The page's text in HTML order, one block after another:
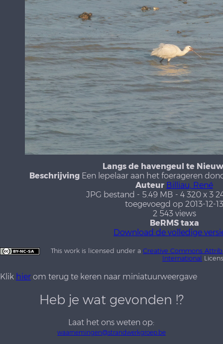
Langs de havengeul te
Beschrijving Een lepelaar aan het foerageren
Auteur Billiau, René
JPG bestand - 5.49 MB - 4 320 x 3
toegevoegd op 2013-12-13
2 543 views
BeRMS taxa
Download de volledige
This work is licensed under a Creative Commons
International
Klik hier om terug te keren naar miniatuurweergave
Heb je wat gevonden !?
Laat het ons weten op:
waarnemingen@strandwerkgroep.be